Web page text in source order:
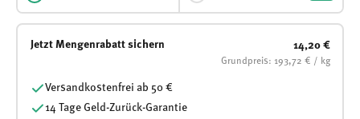
Jetzt Mengenrabatt sichern 14,20 €
Grundpreis: 193,72 € / kg
Versandkostenfrei ab 50 €
14 Tage Geld-Zurück-Garantie